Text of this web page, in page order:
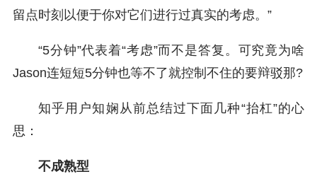
留点时刻以便于你对它们进行过真实的考虑。”
“5分钟”代表着“考虑”而不是答复。可究竟为啥
Jason连短短5分钟也等不了就控制不住的要辩驳那?
知乎用户知娴从前总结过下面几种“抬杠”的心
思：
不成熟型